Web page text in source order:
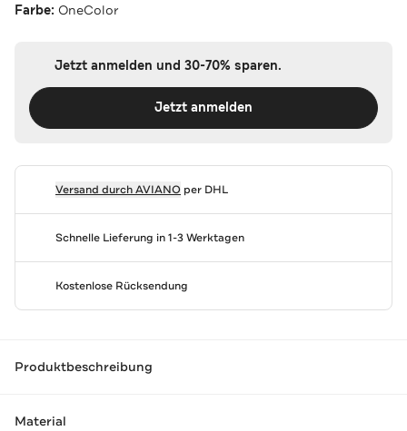
Farbe: OneColor
Jetzt anmelden und 30-70% sparen.
Jetzt anmelden
Versand durchAVIANOper DHL
Schnelle Lieferung in 1-3 Werktagen
Kostenlose Rücksendung
Produktbeschreibung
Material